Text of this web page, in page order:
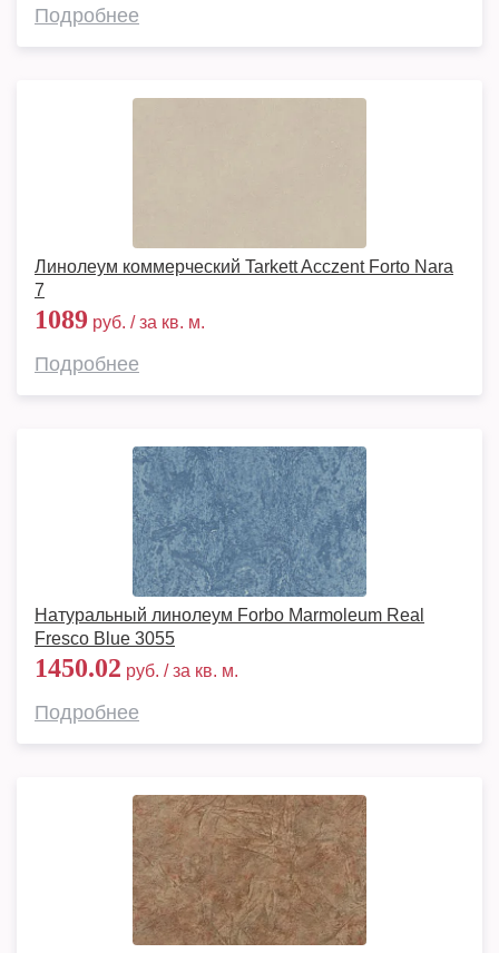
Подробнее
Линолеум коммерческий Tarkett Acczent Forto Nara
7
1089 руб. / за кв. м.
Подробнее
Натуральный линолеум Forbo Marmoleum Real
Fresco Blue 3055
1450.02 руб. / за кв. м.
Подробнее